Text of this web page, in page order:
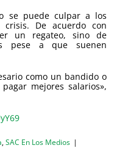
se puede culpar a los
De acuerdo con
un regateo, sino de
pese a que suenen
como un bandido o
mejores salarios»,
,SAC En Los Medios |